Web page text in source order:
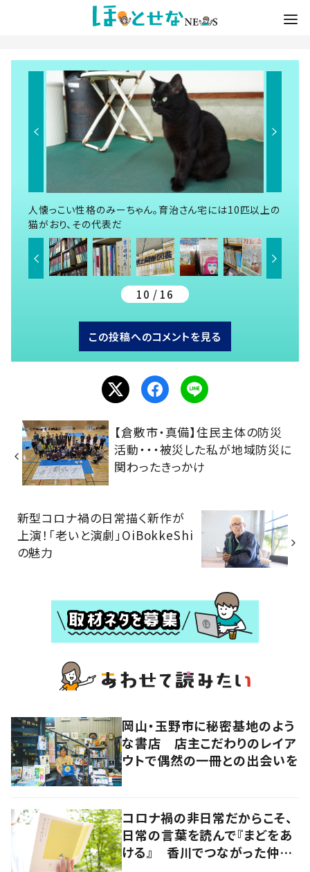
人懐っこい性格のみーちゃん。育治さん宅には10匹以上の
猫がおり、その代表だ
10 / 16
この投稿へのコメントを見る
【倉敷市・真備】住民主体の防災
活動・・・被災した私が地域防災に
関わったきっかけ
新型コロナ禍の日常描く新作が
上演！「老いと演劇」OiBokkeShi
の魅力
岡山・玉野市に秘密基地のよう
な書店 店主こだわりのレイア
ウトで偶然の一冊との出会いを
コロナ禍の非日常だからこそ、
日常の言葉を読んで『まどをあ
ける』 香川でつながった仲間